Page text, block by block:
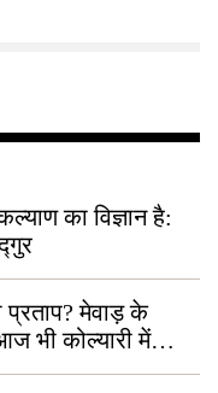
का विज्ञान है:
प्रताप? मेवाड़ के
भी कोल्यारी में